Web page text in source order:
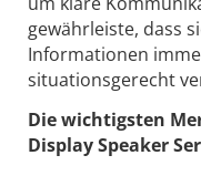
gewährleiste, dass
Informationen
situationsgerecht
Die wichtigsten
Display Speaker